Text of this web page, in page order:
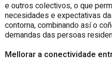
e outros colectivos, o que
necesidades e expectativas
contorna, combinando así o
demandas das persoas
Mellorar a conectividade